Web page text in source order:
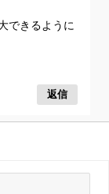
できるように
返信